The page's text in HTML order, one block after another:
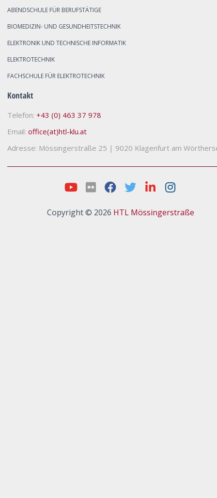
ABENDSCHULE FÜR BERUFSTÄTIGE
BIOMEDIZIN- UND GESUNDHEITSTECHNIK
ELEKTRONIK UND TECHNISCHE INFORMATIK
ELEKTROTECHNIK
FACHSCHULE FÜR ELEKTROTECHNIK
Kontakt
Telefon: +43 (0) 463 37 978
Email: office(at)htl-klu.at
Adresse: Mössingerstraße 25 | 9020 Klagenfurt am
Copyright © 2026 HTL Mössingerstraße